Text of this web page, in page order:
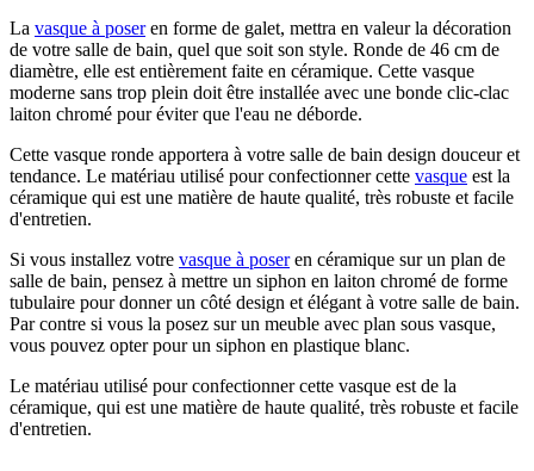
La vasque à poseren forme de galet, mettra en valeur la décoration
de votre salle de bain, quel que soit son style. Ronde de 46 cm de
diamètre, elle est entièrement faite en céramique. Cette vasque
moderne sans trop plein doit être installée avec une bonde clic-clac
laiton chromé pour éviter que l'eau ne déborde.
Cette vasque ronde apportera à votre salle de bain design douceur et
tendance. Le matériau utilisé pour confectionner cette vasque est la
céramique qui est une matière de haute qualité, très robuste et facile
d'entretien.
Si vous installez votre vasque à poseren céramique sur un plan de
salle de bain, pensez à mettre un siphon en laiton chromé de forme
tubulaire pour donner un côté design et élégant à votre salle de bain.
Par contre si vous la posez sur un meuble avec plan sous vasque,
vous pouvez opter pour un siphon en plastique blanc.
Le matériau utilisé pour confectionner cette vasque est de la
céramique, qui est une matière de haute qualité, très robuste et facile
d'entretien.